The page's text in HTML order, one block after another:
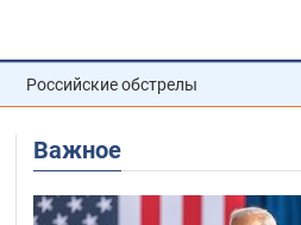
Российские обстрелы
Важное